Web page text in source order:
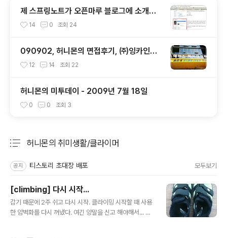
제 스프링노트가 오픈마루 블로그에 소개가
되었어요. ㅠㅅ-)b
14 0 조회 24
090902, 허니몬의 면접후기, ㈜잉카인터
넷 기술 면접 후 또한번 깨달음을 얻다. ㅡ
12 14 조회 22
허니몬의 미투데이 - 2009년 7월 18일
0 0 조회 3
허니몬의 취미생활/클라이머
공지 티스토리 초대장 배포 모두보기
[climbing] 다시 시작...
감기 때문에 2주 쉬고 다시 시작. 클라이밍 시작할 때 사용
한 암벽화를 다시 꺼냈다. 여긴 양말을 신고 해야해서... 발